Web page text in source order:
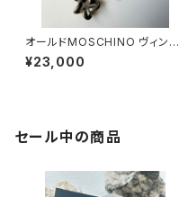
オールドMOSCHINO ヴィンテ
ージネックレス
¥23,000
セール中の商品